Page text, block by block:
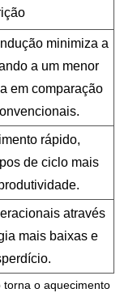
minimiza a
a um menor
em comparação
rápido,
de ciclo mais
através
mais baixas e
torna o aquecimento